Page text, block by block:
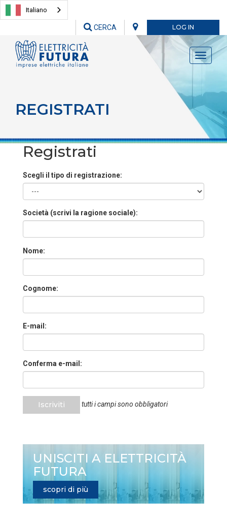
Italiano
LOG IN
CERCA
Toggle
REGISTRATI
Registrati
Scegli il tipo di registrazione:
Società (scrivi la ragione sociale):
Nome:
Cognome:
E-mail:
Conferma e-mail:
Iscriviti tutti i campi sono obbligatori
UNISCITI A ELETTRICITÀ
FUTURA
scopri di più